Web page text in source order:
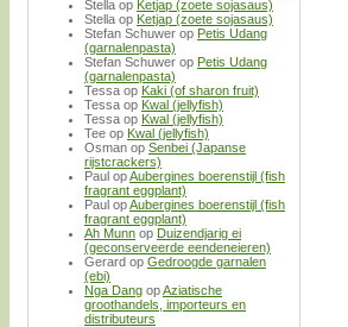
Stella op Ketjap (zoete sojasaus)
Stella op Ketjap (zoete sojasaus)
Stefan Schuwer op Petis Udang
(garnalenpasta)
Stefan Schuwer op Petis Udang
(garnalenpasta)
Tessa op Kaki (of sharon fruit)
Tessa op Kwal (jellyfish)
Tessa op Kwal (jellyfish)
Tee op Kwal (jellyfish)
Osman op Senbei (Japanse
rijstcrackers)
Paul opAubergines boerenstijl (fish
fragrant eggplant)
Paul opAubergines boerenstijl (fish
fragrant eggplant)
Ah Munn op Duizendjarig ei
(geconserveerde eendeneieren)
Gerard op Gedroogde garnalen
(ebi)
Nga Dang opAziatische
groothandels, importeurs en
distributeurs